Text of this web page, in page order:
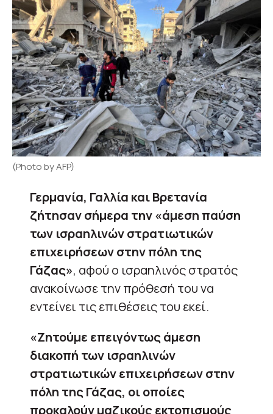
(Photo by AFP)
Γερμανία, Γαλλία και Βρετανία
ζήτησαν σήμερα την «άμεση παύση
των ισραηλινών στρατιωτικών
επιχειρήσεων στην πόλη της
Γάζας», αφού ο ισραηλινός στρατός
ανακοίνωσε την πρόθεσή του να
εντείνει τις επιθέσεις του εκεί.
«Ζητούμε επειγόντως άμεση
διακοπή των ισραηλινών
στρατιωτικών επιχειρήσεων στην
πόλη της Γάζας, οι οποίες
προκαλούν μαζικούς εκτοπισμούς